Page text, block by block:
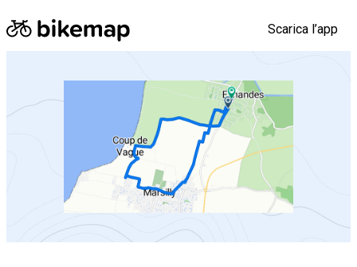
Scarica l’app
Apri questo percorso nell’app Bikemap